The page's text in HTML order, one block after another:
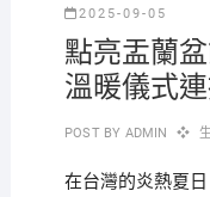
2025-09-05
點亮盂蘭
溫暖儀式
POST BY ADMIN
在台灣的炎熱夏